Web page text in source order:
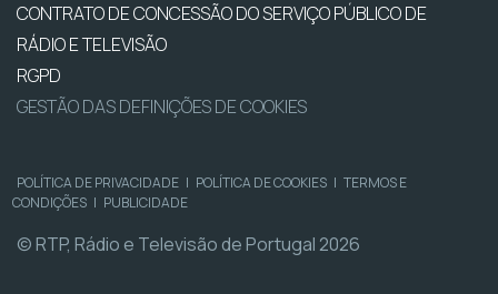
CONTRATO DE CONCESSÃO DO SERVIÇO PÚBLICO DE
RÁDIO E TELEVISÃO
RGPD
GESTÃO DAS DEFINIÇÕES DE COOKIES
POLÍTICA DE PRIVACIDADE | POLÍTICA DE COOKIES | TERMOS E
CONDIÇÕES | PUBLICIDADE
© RTP, Rádio e Televisão de Portugal 2026